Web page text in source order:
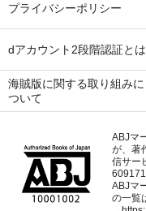
プライバシーポリシー
dアカウント2段階認証とは
海賊版に関する取り組みに
ついて
ABJマ
が、著
信サー
ABJマ
の一覧